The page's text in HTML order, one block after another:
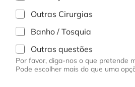
Outras Cirurgias
Banho / Tosquia
Outras questões
Por favor, diga-nos o que pretende
Pode escolher mais do que uma